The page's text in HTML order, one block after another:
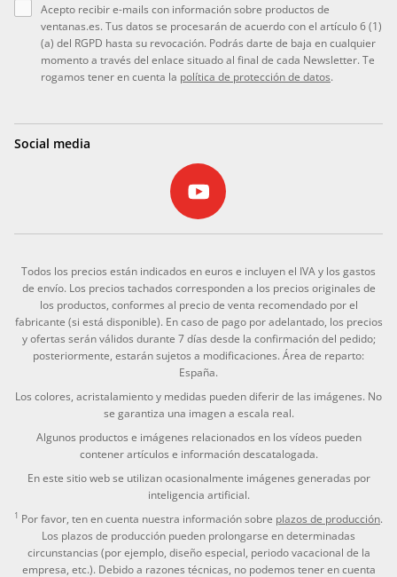
Acepto recibir e-mails con información sobre productos de
ventanas.es. Tus datos se procesarán de acuerdo con el artículo 6 (1)
(a) del RGPD hasta su revocación. Podrás darte de baja en cualquier
momento a través del enlace situado al final de cada Newsletter. Te
rogamos tener en cuenta la política de protección de datos.
Social media
Todos los precios están indicados en euros e incluyen el IVA y los gastos
de envío. Los precios tachados corresponden a los precios originales de
los productos, conformes al precio de venta recomendado por el
fabricante (si está disponible). En caso de pago por adelantado, los precios
y ofertas serán válidos durante 7 días desde la confirmación del pedido;
posteriormente, estarán sujetos a modificaciones. Área de reparto:
España.
Los colores, acristalamiento y medidas pueden diferir de las imágenes. No
se garantiza una imagen a escala real.
Algunos productos e imágenes relacionados en los vídeos pueden
contener artículos e información descatalogada.
En este sitio web se utilizan ocasionalmente imágenes generadas por
inteligencia artificial.
1 Por favor, ten en cuenta nuestra información sobre plazos de producción.
Los plazos de producción pueden prolongarse en determinadas
circunstancias (por ejemplo, diseño especial, periodo vacacional de la
empresa, etc.). Debido a razones técnicas, no podemos tener en cuenta